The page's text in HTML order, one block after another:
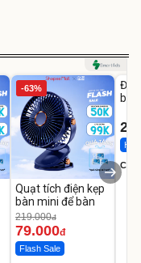
-63%
Quạt tích điện kẹp
bàn mini để bàn
219.000đ
79.000đ
Flash Sale
Đai
bé
Hot